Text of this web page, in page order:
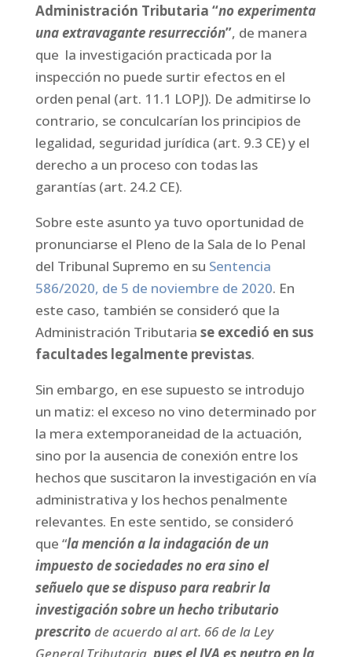
Administración Tributaria “no experimenta
una extravagante resurrección”, de manera
que la investigación practicada por la
inspección no puede surtir efectos en el
orden penal (art. 11.1 LOPJ). De admitirse lo
contrario, se conculcarían los principios de
legalidad, seguridad jurídica (art. 9.3 CE) y el
derecho a un proceso con todas las
garantías (art. 24.2 CE).
Sobre este asunto ya tuvo oportunidad de
pronunciarse el Pleno de la Sala de lo Penal
del Tribunal Supremo en su Sentencia
586/2020, de 5 de noviembre de 2020. En
este caso, también se consideró que la
Administración Tributaria se excedió en sus
facultades legalmente previstas.
Sin embargo, en ese supuesto se introdujo
un matiz: el exceso no vino determinado por
la mera extemporaneidad de la actuación,
sino por la ausencia de conexión entre los
hechos que suscitaron la investigación en vía
administrativa y los hechos penalmente
relevantes. En este sentido, se consideró
que “la mención a la indagación de un
impuesto de sociedades no era sino el
señuelo que se dispuso para reabrir la
investigación sobre un hecho tributario
prescritode acuerdo al art. 66 de la Ley
General Tributaria, puesel IVA es neutro en la